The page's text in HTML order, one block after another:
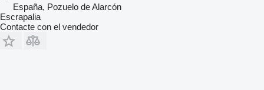
España, Pozuelo de Alarcón
Escrapalia
Contacte con el vendedor